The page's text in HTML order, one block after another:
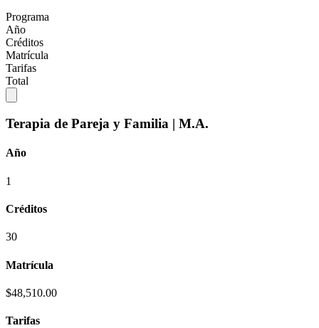
Programa
Año
Créditos
Matrícula
Tarifas
Total
Terapia de Pareja y Familia | M.A.
Año
1
Créditos
30
Matrícula
$48,510.00
Tarifas